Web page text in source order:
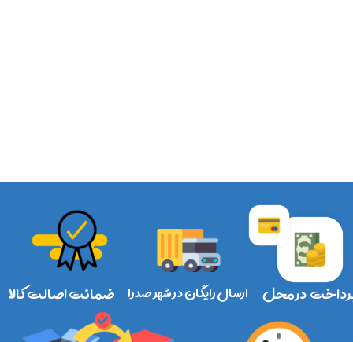
ارسال رایگان در شهر صدرا در محل ضمانت اصالت کالا